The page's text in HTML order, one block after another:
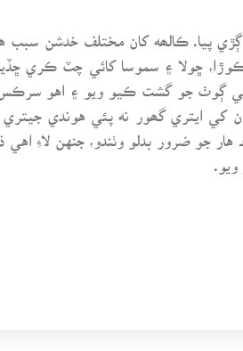
پيا. ڪالھه کان مختلف خدشن
ڇولا ۽ سموسا کائي چٽ ڪري
ڳوٺ جو گشت ڪيو ويو ۽ اهو
کي ايتري گھور نه پئي هوندي
جو ضرور بدلو وٺندو، جنهن لاءِ اهي